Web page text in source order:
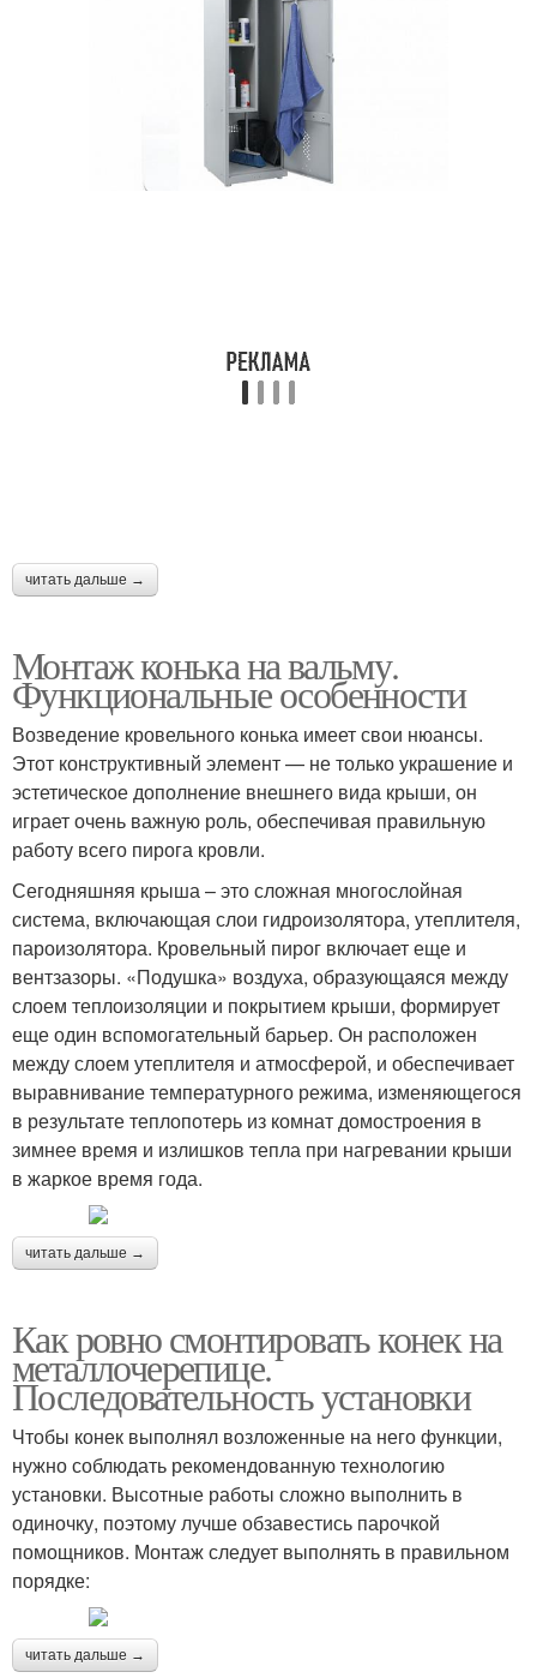
читать дальше →
Монтаж конька на вальму.
Функциональные особенности
Возведение кровельного конька имеет свои нюансы.
Этот конструктивный элемент — не только украшение и
эстетическое дополнение внешнего вида крыши, он
играет очень важную роль, обеспечивая правильную
работу всего пирога кровли.
Сегодняшняя крыша – это сложная многослойная
система, включающая слои гидроизолятора, утеплителя,
пароизолятора. Кровельный пирог включает еще и
вентзазоры. «Подушка» воздуха, образующаяся между
слоем теплоизоляции и покрытием крыши, формирует
еще один вспомогательный барьер. Он расположен
между слоем утеплителя и атмосферой, и обеспечивает
выравнивание температурного режима, изменяющегося
в результате теплопотерь из комнат домостроения в
зимнее время и излишков тепла при нагревании крыши
в жаркое время года.
читать дальше →
Как ровно смонтировать конек на
металлочерепице.
Последовательность установки
Чтобы конек выполнял возложенные на него функции,
нужно соблюдать рекомендованную технологию
установки. Высотные работы сложно выполнить в
одиночку, поэтому лучше обзавестись парочкой
помощников. Монтаж следует выполнять в правильном
порядке:
читать дальше →